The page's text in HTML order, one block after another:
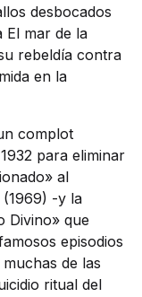
desbocados
El mar de la
rebeldía contra
en la
complot
para eliminar
al
(1969) -y la
Divino» que
episodios
de las
ritual del